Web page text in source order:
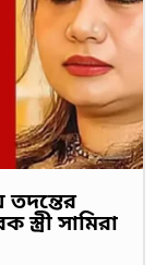
তদন্তের
সামিরা